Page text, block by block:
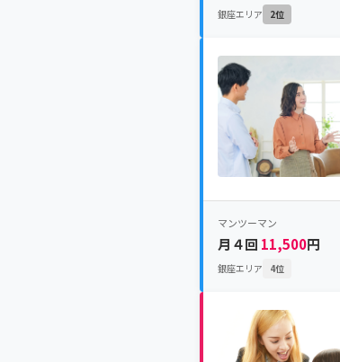
銀座エリア 2位
マンツーマン
月４回 11,500円
銀座エリア 4位